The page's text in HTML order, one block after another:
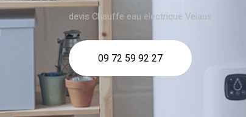
devis Chauffe eau electrique Velaux
09 72 59 92 27